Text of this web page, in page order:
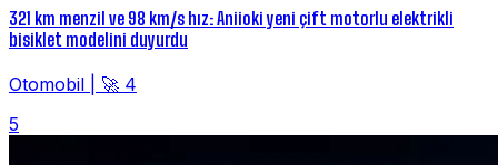
321 km menzil ve 98 km/s hız: Aniioki yeni çift motorlu elektrikli
bisiklet modelini duyurdu
Otomobil
🚀 4
5